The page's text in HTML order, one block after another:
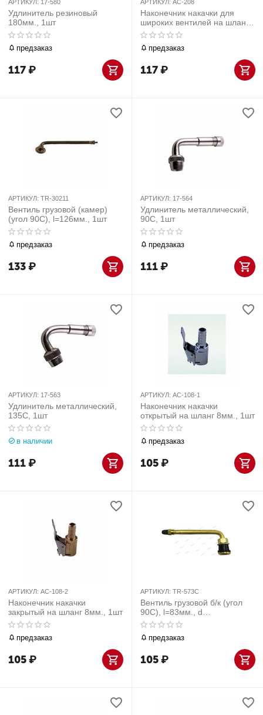
АРТИКУЛ: 17-580
Удлинитель резиновый
180мм., 1шт
предзаказ
117₽
АРТИКУЛ: AC-208
Наконечник накачки для
широких вентилей на шланг
8мм., 1шт
предзаказ
117₽
АРТИКУЛ: TR-30211
Вентиль грузовой (камер)
(угол 90С), l=126мм., 1шт
предзаказ
133₽
АРТИКУЛ: 17-564
Удлинитель металлический,
90С, 1шт
предзаказ
111₽
АРТИКУЛ: 17-563
Удлинитель металлический,
135С, 1шт
в наличии
111₽
АРТИКУЛ: AC-108-1
Наконечник накачки
открытый на шланг 8мм., 1шт
предзаказ
105₽
АРТИКУЛ: AC-108-2
Наконечник накачки
закрытый на шланг 8мм., 1шт
предзаказ
105₽
АРТИКУЛ: TR-573C
Вентиль грузовой б/к (угол
90С), l=83мм., d
отв.=15,7мм., 1шт
предзаказ
105₽